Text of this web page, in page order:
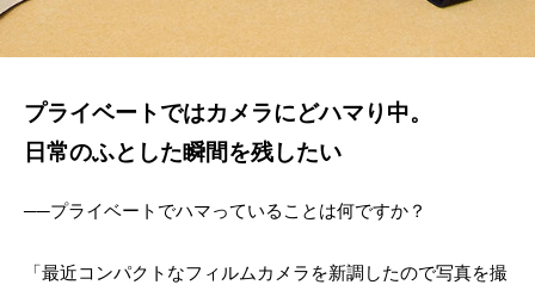
プライベートではカメラにどハマり中。
日常のふとした瞬間を残したい
──プライベートでハマっていることは何ですか？
「最近コンパクトなフィルムカメラを新調したので写真を撮